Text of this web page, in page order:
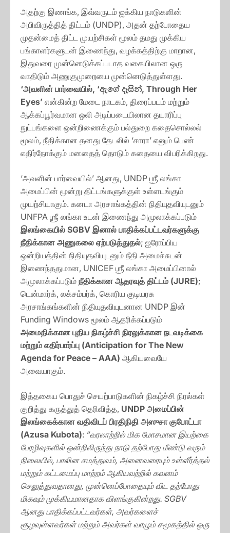
அதற்கு இணங்க, இவ்வருடம் ஐக்கிய நாடுகளின்
அபிவிருத்தித் திட்டம் (UNDP), அதன் தற்போதைய
முதன்மைத் திட்ட முயற்சிகள் மூலம் தமது முக்கிய
பங்காளர்களுடன் இணைந்து, வழக்கத்திற்கு மாறான,
இதுவரை முன்னெடுக்கப்படாத வகையிலான ஒரு
வாதிடும் அணுகுமுறையை முன்னெடுத்துள்ளது.
‘அவளின் பார்வையில், ‘ඇගේ දෑසින්, Through Her
Eyes’ என்கின்ற மேடை நாடகம், திரைப்படம் மற்றும்
ஆக்கப்பூர்வமான ஒலி அடிப்படையிலான தயாரிப்பு
நுட்பங்களை ஒன்றிணைக்கும் பல்துறை கதைசொல்லல்
மூலம், நீதிக்கான தனது தேடலில் ‘சாரா’ எனும் பெண்
எதிர்நோக்கும் மனதைத் தொடும் கதையை விபரிக்கிறது.
‘அவளின் பார்வையில்’ ஆனது, UNDP ஶ்ரீ லங்கா
அமைப்பின் மூன்று திட்டங்களுக்குள் உள்ளடங்கும்
முயற்சியாகும். கனடா அரசாங்கத்தின் நிதியுதவியுடனும்
UNFPA ஶ்ரீ லங்கா உடன் இணைந்து அமுலாக்கப்படும்
இலங்கையில் SGBV இனால் பாதிக்கப்பட்டவர்களுக்கு
நீதிக்கான அணுகலை ஏற்படுத்துதல்; ஐரோப்பிய
ஒன்றியத்தின் நிதியுதவியுடனும் நீதி அமைச்சுடன்
இணைந்ததுமான, UNICEF ஶ்ரீ லங்கா அமைப்பினால்
அமுலாக்கப்படும் நீதிக்கான ஆதரவுத் திட்டம் (JURE);
டென்மார்க், லக்சம்பர்க், கொரிய குடியரசு
அரசாங்கங்களின் நிதியுதவியுடனான UNDP இன்
Funding Windows மூலம் ஆதரிக்கப்படும்
அமைதிக்கான புதிய நிகழ்ச்சி நிரலுக்கான நடவடிக்கை
மற்றும் எதிர்பார்ப்பு (Anticipation for The New
Agenda for Peace – AAA) ஆகியவையே
அவையாகும்.
இத்தகைய பொதுச் செயற்பாடுகளின் நிகழ்ச்சி நிரல்கள்
குறித்து கருத்துத் தெரிவித்த, UNDP அமைப்பின்
இலங்கைக்கான வதிவிடப் பிரதிநிதி அஸுசா குபோட்டா
(Azusa Kubota): “வரலாற்றில் மிக மோசமான இயற்கை
பேரழிவுகளில் ஒன்றிலிருந்து நாடு தற்போது மீண்டு வரும்
நிலையில், பாலின சமத்துவம், அனைவரையும் உள்ளீர்த்தல்
மற்றும் கட்டமைப்பு மாற்றம் ஆகியவற்றில் கவனம்
செலுத்துவதானது, முன்னெப்போதையும் விட தற்போது
மிகவும் முக்கியமானதாக விளங்குகின்றது. SGBV
ஆனது பாதிக்கப்பட்டவர்கள், அவர்களைச்
சூழவுள்ளவர்கள் மற்றும் அவர்கள் வாழும் சமூகத்தில் ஒரு